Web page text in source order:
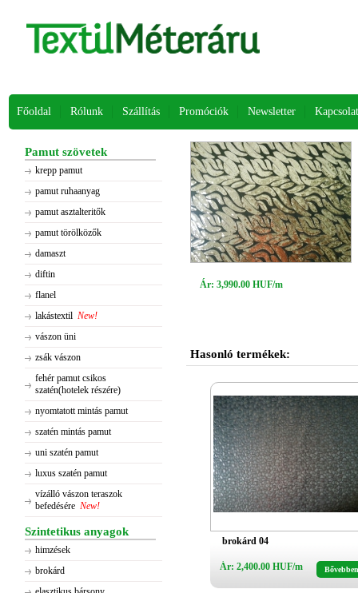
Főoldal Rólunk Szállítás Promóciók Newsletter Kapcsolat
Pamut szövetek
krepp pamut
pamut ruhaanyag
pamut asztalteritők
pamut törölközők
damaszt
diftin
flanel
lakástextil New!
vászon üni
zsák vászon
fehér pamut csikos
szatén(hotelek részére)
nyomtatott mintás pamut
szatén mintás pamut
uni szatén pamut
luxus szatén pamut
vízálló vászon teraszok
befedésére New!
Szintetikus anyagok
himzések
brokárd
Ár: 3,990.00 HUF/m
Hasonló termékek:
brokárd 04
Ár: 2,400.00 HUF/m Bővebben